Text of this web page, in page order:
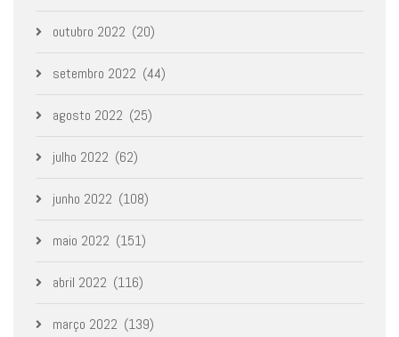
outubro 2022 (20)
setembro 2022 (44)
agosto 2022 (25)
julho 2022 (62)
junho 2022 (108)
maio 2022 (151)
abril 2022 (116)
março 2022 (139)